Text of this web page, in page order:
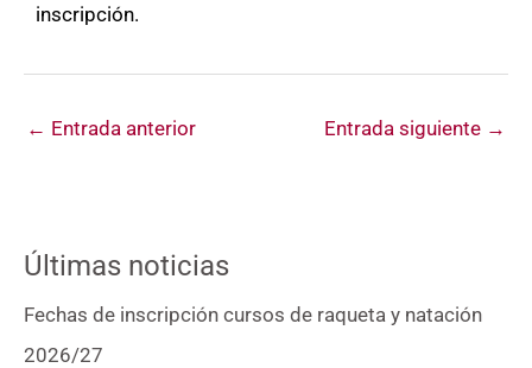
inscripción.
← Entrada anterior Entrada siguiente →
Últimas noticias
Fechas de inscripción cursos de raqueta y natación
2026/27